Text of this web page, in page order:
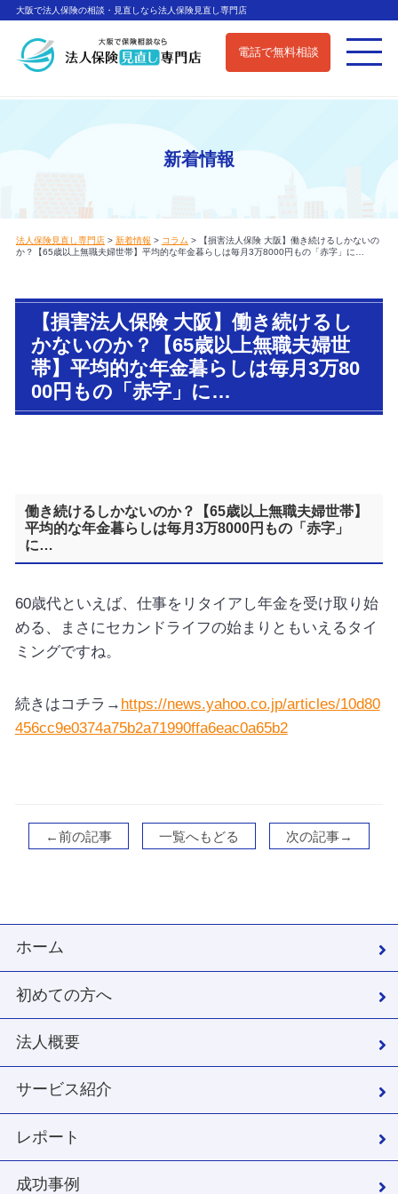
大阪で法人保険の相談・見直しなら法人保険見直し専門店
電話で無料相談
新着情報
法人保険見直し専門店> 新着情報 > コラム >
【損害法人保険 大阪】働き続けるしかないの
か？【65歳以上無職夫婦世帯】平均的な年金暮らしは毎月3万8000円もの「赤字」に…
【損害法人保険 大阪】働き続けるし
かないのか？【65歳以上無職夫婦世
帯】平均的な年金暮らしは毎月3万80
00円もの「赤字」に…
働き続けるしかないのか？【65歳以上無職夫婦世帯】
平均的な年金暮らしは毎月3万8000円もの「赤字」
に…
60歳代といえば、仕事をリタイアし年金を受け取り始
める、まさにセカンドライフの始まりともいえるタイ
ミングですね。
続きはコチラ→ https://news.yahoo.co.jp/articles/10d80
456cc9e0374a75b2a71990ffa6eac0a65b2
←前の記事 一覧へもどる 次の記事→
ホーム
初めての方へ
法人概要
サービス紹介
レポート
成功事例